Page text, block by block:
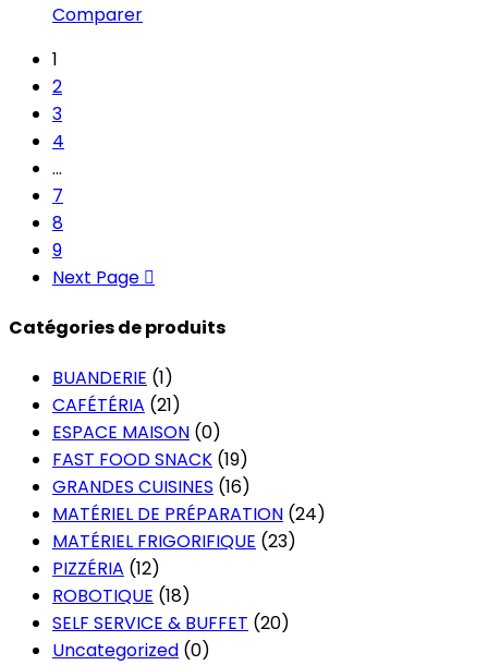
Comparer
1
2
3
4
…
7
8
9
Next Page
Catégories de produits
BUANDERIE (1)
CAFÉTÉRIA (21)
ESPACE MAISON (0)
FAST FOOD SNACK (19)
GRANDES CUISINES (16)
MATÉRIEL DE PRÉPARATION (24)
MATÉRIEL FRIGORIFIQUE (23)
PIZZÉRIA (12)
ROBOTIQUE (18)
SELF SERVICE & BUFFET (20)
Uncategorized (0)